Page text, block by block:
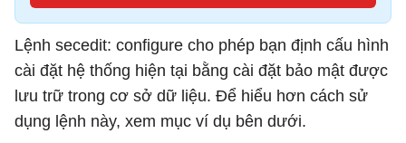
Lệnh secedit: configure cho phép bạn định cấu hình
cài đặt hệ thống hiện tại bằng cài đặt bảo mật được
lưu trữ trong cơ sở dữ liệu. Để hiểu hơn cách sử
dụng lệnh này, xem mục ví dụ bên dưới.